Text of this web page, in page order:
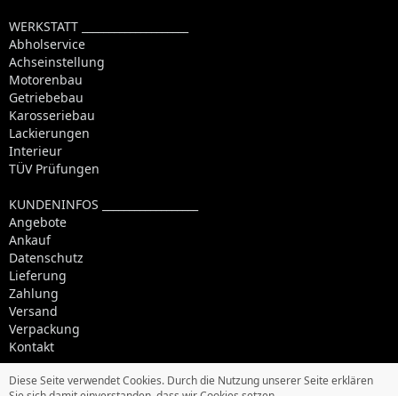
WERKSTATT ____________________
Abholservice
Achseinstellung
Motorenbau
Getriebebau
Karosseriebau
Lackierungen
Interieur
TÜV Prüfungen
KUNDENINFOS __________________
Angebote
Ankauf
Datenschutz
Lieferung
Zahlung
Versand
Verpackung
Kontakt
Diese Seite verwendet Cookies. Durch die Nutzung unserer Seite erklären